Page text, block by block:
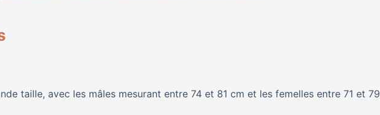
taille, avec les mâles mesurant entre 74 et 81 cm et les femelles entre 71 et 79